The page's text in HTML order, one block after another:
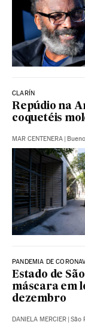
CLARÍN
Repúdio na
coquetéis
MAR CENTENERA
PANDEMIA DE
Estado de
máscara em
dezembro
DANIELA MERCIER São